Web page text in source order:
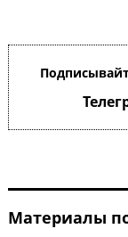
Материалы